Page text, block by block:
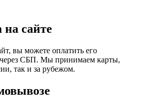
сайте
вы можете оплатить его
через СБП. Мы принимаем карты,
так и за рубежом.